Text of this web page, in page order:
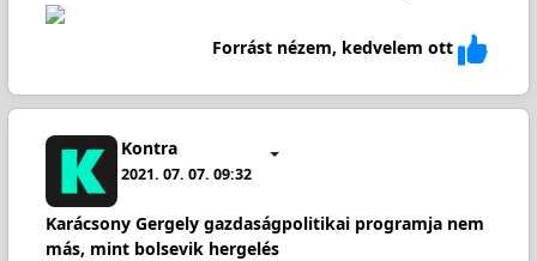
Forrást nézem, kedvelem ott
Kontra
2021. 07. 07. 09:32
Karácsony Gergely gazdaságpolitikai programja nem
más, mint bolsevik hergelés